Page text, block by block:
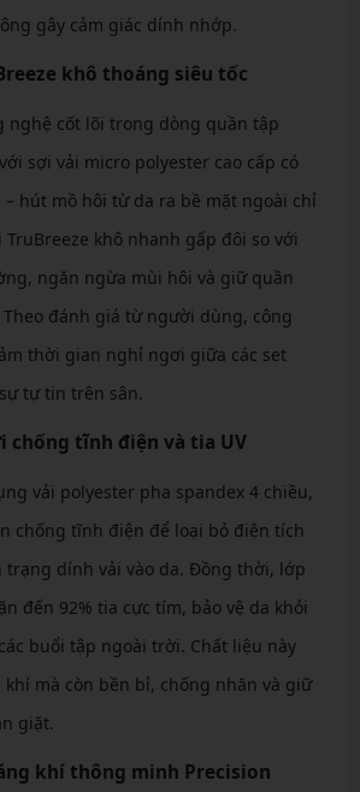
gây cảm giác dính nhớp.
khô thoáng siêu tốc
nghệ cốt lõi trong dòng quần tập
sợi vải micro polyester cao cấp có
hút mồ hôi từ da ra bề mặt ngoài chỉ
TruBreeze khô nhanh gấp đôi so với
ngăn ngừa mùi hôi và giữ quần
đánh giá từ người dùng, công
thời gian nghỉ ngơi giữa các set
tự tin trên sân.
chống tĩnh điện và tia UV
vải polyester pha spandex 4 chiều,
chống tĩnh điện để loại bỏ điện tích
dính vải vào da. Đồng thời, lớp
đến 92% tia cực tím, bảo vệ da khỏi
buổi tập ngoài trời. Chất liệu này
mà còn bền bỉ, chống nhăn và giữ
giặt.
khí thông minh Precision